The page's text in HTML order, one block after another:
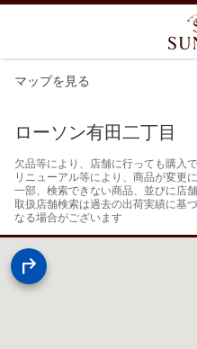
マップを見る
ローソン有田二丁目
欠品等により、店舗に行っても購入
リニューアル等により、商品が変更
一部、検索できない商品、並びに店
取扱店舗検索は過去の出荷実績に基
なる場合がございます